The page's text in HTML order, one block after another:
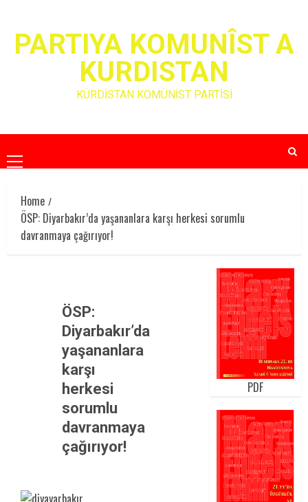
contentPARTIYA KOMUNÎST A
KURDISTAN
KÜRDİSTAN KOMÜNİST PARTİSİ
Primary
Menu
Home
ÖSP: Diyarbakır’da yaşananlara karşı herkesi sorumlu
davranmaya çağırıyor!
ÖSP:
Diyarbakır’da
yaşananlara
karşı
herkesi
sorumlu
davranmaya
çağırıyor!
PDF